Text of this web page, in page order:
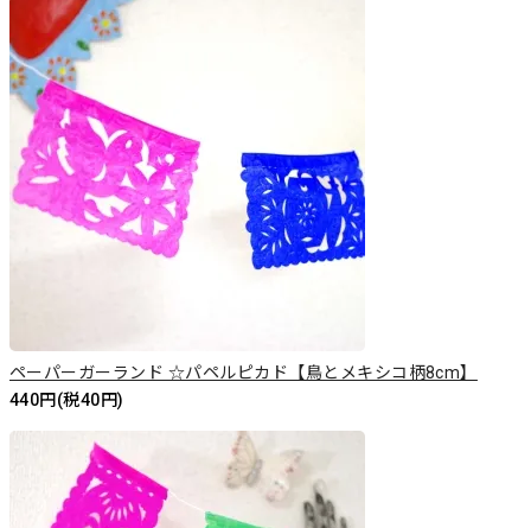
ペーパーガーランド ☆パペルピカド【鳥とメキシコ柄8cm】
440円(税40円)